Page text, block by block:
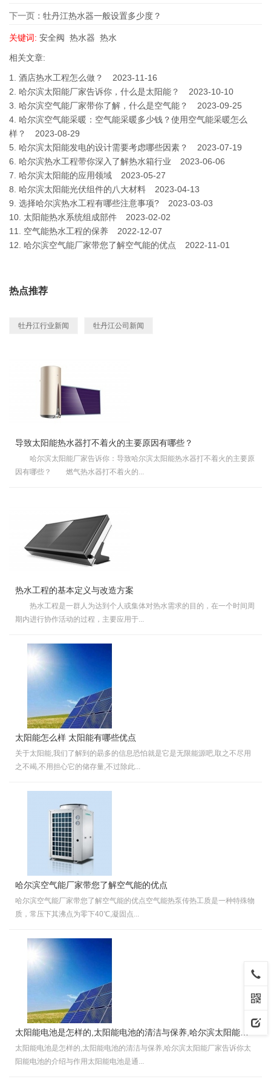
下一页： 牡丹江热水器一般设置多少度？
关键词: 安全阀 热水器 热水
相关文章:
1. 酒店热水工程怎么做？
2023-11-16
2. 哈尔滨太阳能厂家告诉你，什么是太阳能？
2023-10-10
3. 哈尔滨空气能厂家带你了解，什么是空气能？
2023-09-25
4. 哈尔滨空气能采暖：空气能采暖多少钱？使用空气能采暖怎么
样？
2023-08-29
5. 哈尔滨太阳能发电的设计需要考虑哪些因素？
2023-07-19
6. 哈尔滨热水工程带你深入了解热水箱行业
2023-06-06
7. 哈尔滨太阳能的应用领域
2023-05-27
8. 哈尔滨太阳能光伏组件的八大材料
2023-04-13
9. 选择哈尔滨热水工程有哪些注意事项?
2023-03-03
10. 太阳能热水系统组成部件
2023-02-02
11. 空气能热水工程的保养
2022-12-07
12. 哈尔滨空气能厂家带您了解空气能的优点 2022-11-01
热点推荐
牡丹江行业新闻 牡丹江公司新闻
导致太阳能热水器打不着火的主要原因有哪些？
哈尔滨太阳能厂家告诉你：导致哈尔滨太阳能热水器打不着火的主要原
因有哪些？ 燃气热水器打不着火的...
热水工程的基本定义与改造方案
热水工程是一群人为达到个人或集体对热水需求的目的，在一个时间周
期内进行协作活动的过程，主要应用于...
太阳能怎么样 太阳能有哪些优点
关于太阳能,我们了解到的朂多的信息恐怕就是它是无限能源吧,取之不尽用
之不竭,不用担心它的储存量,不过除此...
哈尔滨空气能厂家带您了解空气能的优点
哈尔滨空气能厂家带您了解空气能的优点空气能热泵传热工质是一种特殊物
质，常压下其沸点为零下40℃,凝固点...
太阳能电池是怎样的,太阳能电池的清洁与保养,哈尔滨太阳能厂家告诉你太
阳能电池的介绍与作用太阳能电池是通...